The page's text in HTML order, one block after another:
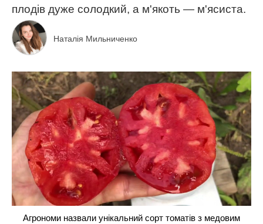
плодів дуже солодкий, а м'якоть — м'ясиста.
Наталія Мильниченко
Агрономи назвали унікальний сорт томатів з медовим